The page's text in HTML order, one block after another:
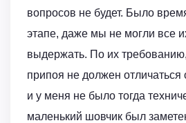
вопросов не будет. Было
этапе, даже мы не могли все
выдержать. По их
припоя не должен отличаться
и у меня не было тогда
маленький шовчик был